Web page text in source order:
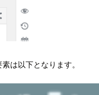
は以下となります。